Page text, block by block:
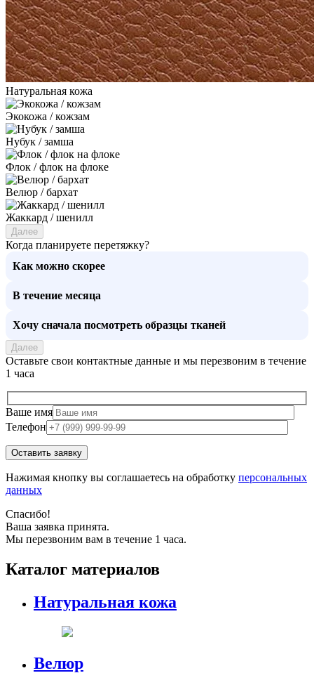
Натуральная кожа
Экокожа / кожзам
Нубук / замша
Флок / флок на флоке
Велюр / бархат
Жаккард / шенилл
Далее
Когда планируете перетяжку?
Как можно скорее
В течение месяца
Хочу сначала посмотреть образцы тканей
Далее
Оставьте свои контактные данные и мы перезвоним в течение
1 часа
Ваше имя
Телефон
Нажимая кнопку вы соглашаетесь на обработку персональных
данных
Спасибо!
Ваша заявка принята.
Мы перезвоним вам в течение 1 часа.
Каталог материалов
Натуральная кожа
Велюр